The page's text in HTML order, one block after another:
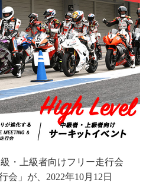
・上級者向けフリー走行会
会」が、2022年10月12日